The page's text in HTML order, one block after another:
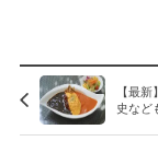
【最
史など